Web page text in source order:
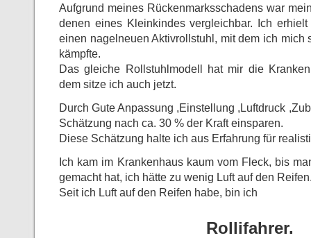
Aufgrund meines Rückenmarksschadens war
denen eines Kleinkindes vergleichbar. Ich
einen nagelneuen Aktivrollstuhl, mit dem ich mich
kämpfte.
Das gleiche Rollstuhlmodell hat mir die
dem sitze ich auch jetzt.
Durch Gute Anpassung ,Einstellung ,Luftdruck
Schätzung nach ca. 30 % der Kraft einsparen.
Diese Schätzung halte ich aus Erfahrung für
Ich kam im Krankenhaus kaum vom Fleck, bis
gemacht hat, ich hätte zu wenig Luft auf den
Seit ich Luft auf den Reifen habe, bin ich
Rollifahrer.